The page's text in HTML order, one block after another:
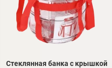
Стеклянная банка с крышкой